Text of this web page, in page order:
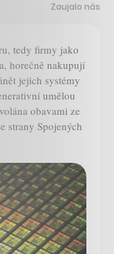
Zaujalo nás
tedy firmy jako
horečně nakupují
jejich systémy
umělou
obavami ze
strany Spojených